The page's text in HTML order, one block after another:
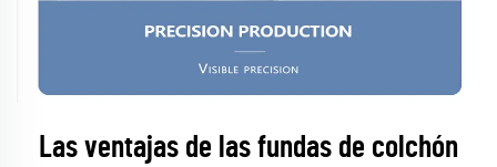
Las ventajas de las fundas de colchón